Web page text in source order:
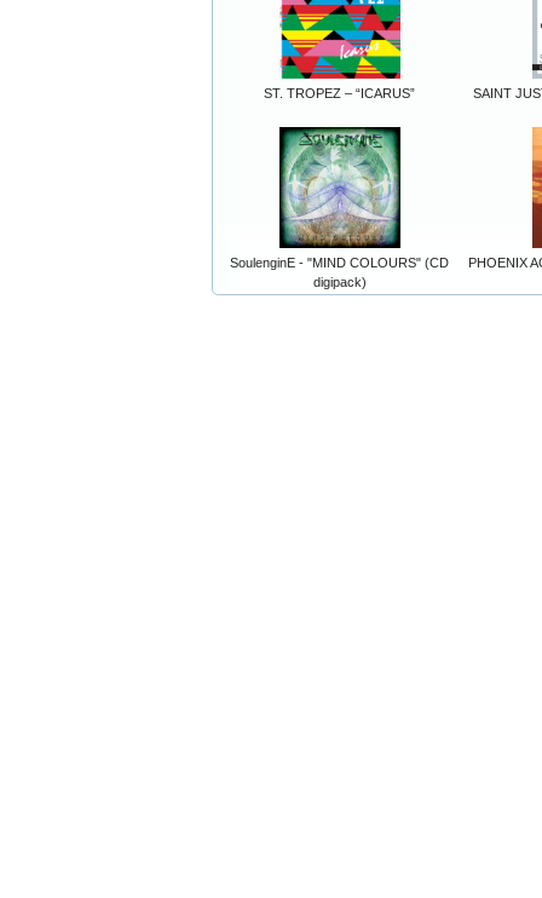
ST. TROPEZ – “ICARUS” SAINT
SoulenginE - "MIND COLOURS" (CD
digipack)
PHOENIX